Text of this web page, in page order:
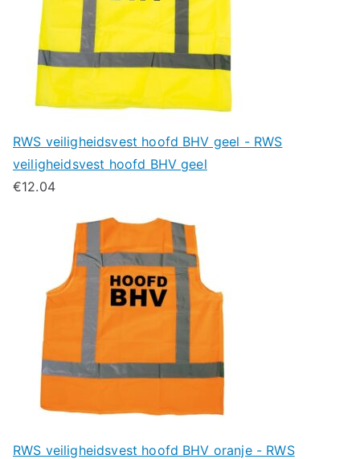
RWS veiligheidsvest hoofd BHV geel - RWS
veiligheidsvest hoofd BHV geel
€12.04
RWS veiligheidsvest hoofd BHV oranje - RWS